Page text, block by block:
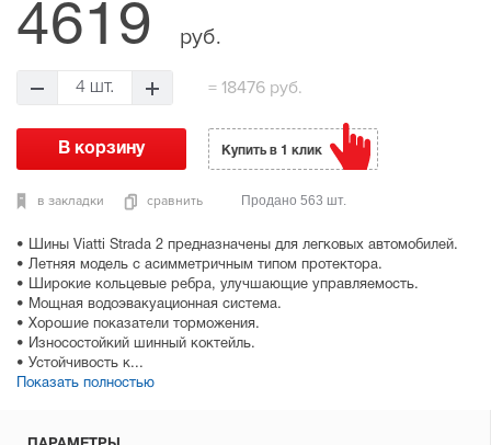
• Шины Viatti Strada 2 предназначены для легковых автомобилей.
• Летняя модель с асимметричным типом протектора.
• Широкие кольцевые ребра, улучшающие управляемость.
• Мощная водоэвакуационная система.
• Хорошие показатели торможения.
• Износостойкий шинный коктейль.
• Устойчивость к...
Показать полностью
4619 руб.
4 шт. = 18476 руб.
в закладки сравнить
Купить в 1 клик
Продано 563 шт.